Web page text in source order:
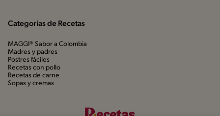
Categorias de Recetas
MAGGI® Sabor a Colombia
Madres y padres
Postres fáciles
Recetas con pollo
Recetas de carne
Sopas y cremas